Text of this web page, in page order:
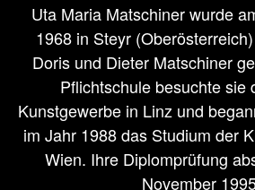
Uta Maria Matschiner wurde
1968 in Steyr
Doris und Dieter Matschiner
Pflichtschule besuchte sie
Kunstgewerbe in Linz und
im Jahr 1988 das Studium der
Wien. Ihre Diplomprüfung
November